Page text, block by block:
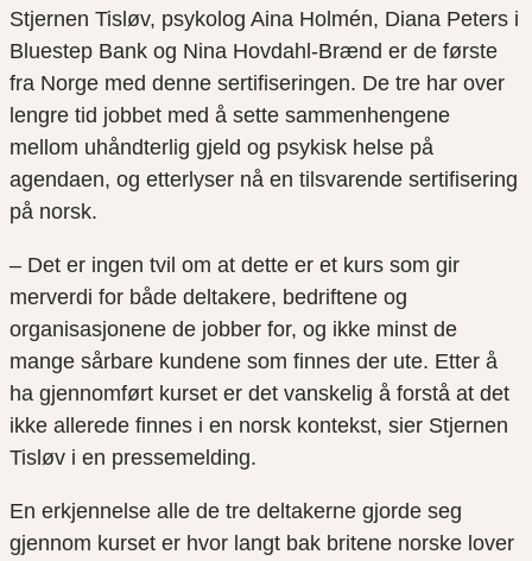
Stjernen Tisløv, psykolog Aina Holmén, Diana Peters i
Bluestep Bank og Nina Hovdahl-Brænd er de første
fra Norge med denne sertifiseringen. De tre har over
lengre tid jobbet med å sette sammenhengene
mellom uhåndterlig gjeld og psykisk helse på
agendaen, og etterlyser nå en tilsvarende sertifisering
på norsk.
– Det er ingen tvil om at dette er et kurs som gir
merverdi for både deltakere, bedriftene og
organisasjonene de jobber for, og ikke minst de
mange sårbare kundene som finnes der ute. Etter å
ha gjennomført kurset er det vanskelig å forstå at det
ikke allerede finnes i en norsk kontekst, sier Stjernen
Tisløv i en pressemelding.
En erkjennelse alle de tre deltakerne gjorde seg
gjennom kurset er hvor langt bak britene norske lover